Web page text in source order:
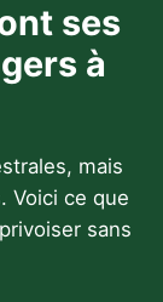
ses
à
mais
Voici ce que
sans